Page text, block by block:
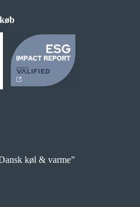
køl & varme”